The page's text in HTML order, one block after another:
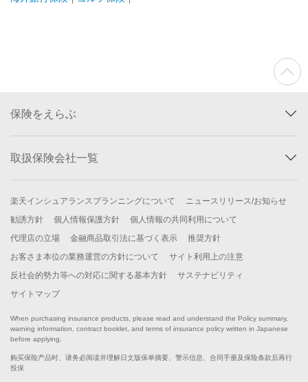
保険をえらぶ
取扱保険会社一覧
楽天インシュアランスプランニングについて
ニュースリリース/お知らせ
勧誘方針
個人情報保護方針
個人情報の共同利用について
代理店の立場
金融商品取引法に基づく表示
推奨方針
お客さま本位の業務運営の方針について
サイト利用上の注意
反社会的勢力等への対応に関する基本方針
サステナビリティ
サイトマップ
When purchasing insurance products, please read and understand the Policy summary,
warning information, contract booklet, and terms of insurance policy written in Japanese
before applying.
购买保险产品时、请务必阅读并理解日文版保单摘要、警示信息、合同手册及保险条款后再行
投保